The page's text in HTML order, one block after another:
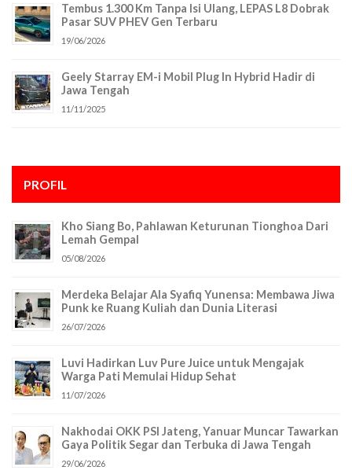
Tembus 1.300 Km Tanpa Isi Ulang, LEPAS L8 Dobrak
Pasar SUV PHEV Gen Terbaru
19/06/2026
Geely Starray EM-i Mobil Plug In Hybrid Hadir di
Jawa Tengah
11/11/2025
PROFIL
Kho Siang Bo, Pahlawan Keturunan Tionghoa Dari
Lemah Gempal
05/08/2026
Merdeka Belajar Ala Syafiq Yunensa: Membawa Jiwa
Punk ke Ruang Kuliah dan Dunia Literasi
26/07/2026
Luvi Hadirkan Luv Pure Juice untuk Mengajak
Warga Pati Memulai Hidup Sehat
11/07/2026
Nakhodai OKK PSI Jateng, Yanuar Muncar Tawarkan
Gaya Politik Segar dan Terbuka di Jawa Tengah
29/06/2026